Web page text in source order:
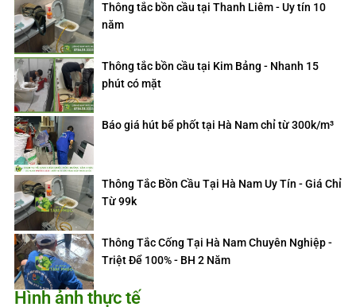
Thông tắc bồn cầu tại Thanh Liêm - Uy tín 10
năm
Thông tắc bồn cầu tại Kim Bảng - Nhanh 15
phút có mặt
Báo giá hút bể phốt tại Hà Nam chỉ từ 300k/m³
Thông Tắc Bồn Cầu Tại Hà Nam Uy Tín - Giá Chỉ
Từ 99k
Thông Tắc Cống Tại Hà Nam Chuyên Nghiệp -
Triệt Để 100% - BH 2 Năm
Hình ảnh thực tế